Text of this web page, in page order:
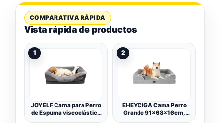
COMPARATIVA RÁPIDA
Vista rápida de productos
1
JOYELF Cama para Perro
de Espuma viscoelástica
2
EHEYCIGA Cama Perro
Grande 91x68x16cm,